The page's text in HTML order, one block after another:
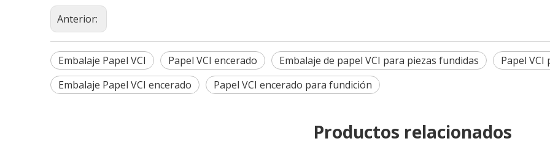
Anterior:
Embalaje Papel VCI Papel VCI encerado Embalaje de papel VCI para piezas fundidas
Papel
Embalaje Papel VCI encerado
Papel VCI encerado para fundición
Productos relacionados